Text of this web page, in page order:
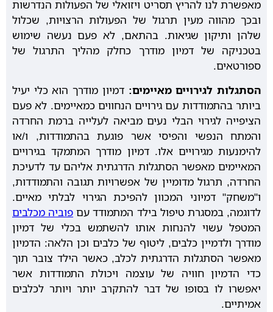
מאפשרת לנו להריץ תסריט ויזואלי של הפעולות הנדרשות
ובכך מהווה מעין תרגול של הפעולות הרצויות, שכלול
שלהן ותיקון שגיאות. בהתאם, לא פעם נעשה שימוש
בטכניקה של דמיון מודרך כחלק מהליך התרגול של
ספורטאים.
הסתגלות לגירויים מאיימים: דמיון מודרך הוא כלי יעיל
ביותר בהתמודדות עם גירויים הנחווים כמאיימים. לא פעם
הציפייה לגירוי הבלי נעים מביאה לעלייה ברמת החרדה
והמתח הנפשי והפיסי אשר פוגעת בהתמודדות, ו/או
להימנעות מגירויים אלו. דמיון מודרך המתמקד בגירויים
המאיימים מאפשר הסתגלות הדרגתית אליהם עד לדעיכת
החרדה, תרגול מדומיין של אפשרויות תגובה והתמודדות,
ו"משחק" דמיוני המכוון להפיכת הגירוי לבלתי מאיים.
לדוגמה, במסגרת טיפול בילד המתמודד עם פוביה מכלבים
המטפל עשוי להנחות אותו להשתמש בכלי של דמיון
מודרך ולדמיין כלבים, ליטוף של כלבים וכן הלאה: הדמיון
מאפשר הסתגלות הדרגתית לכלב, כאשר הילד צובר תוך
כדי הדמיון חוויה של עוצמה ויכולת התמודדות אשר
יאפשרו לו בסופו של דבר להתקרב יותר ויותר לכלבים
אמיתיים.